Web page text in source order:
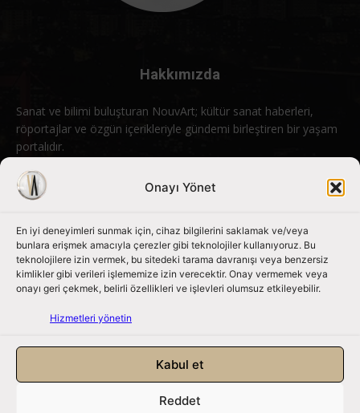
Onayı Yönet
En iyi deneyimleri sunmak için, cihaz bilgilerini saklamak ve/veya
bunlara erişmek amacıyla çerezler gibi teknolojiler kullanıyoruz. Bu
teknolojilere izin vermek, bu sitedeki tarama davranışı veya benzersiz
kimlikler gibi verileri işlememize izin verecektir. Onay vermemek veya
onayı geri çekmek, belirli özellikleri ve işlevleri olumsuz etkileyebilir.
Hizmetleri yönetin
Kabul et
Reddet
Hakkımızda
Sanat ve bilimi buluşturan NouvArt; kültür sanat haberleri,
röportajlar ve özgün içerikleriyle gündemi birleştiren bir yaşam
portalıdır.
Bizimle iletişime geçin: info@nouvart.net
Bizi Takip Edin